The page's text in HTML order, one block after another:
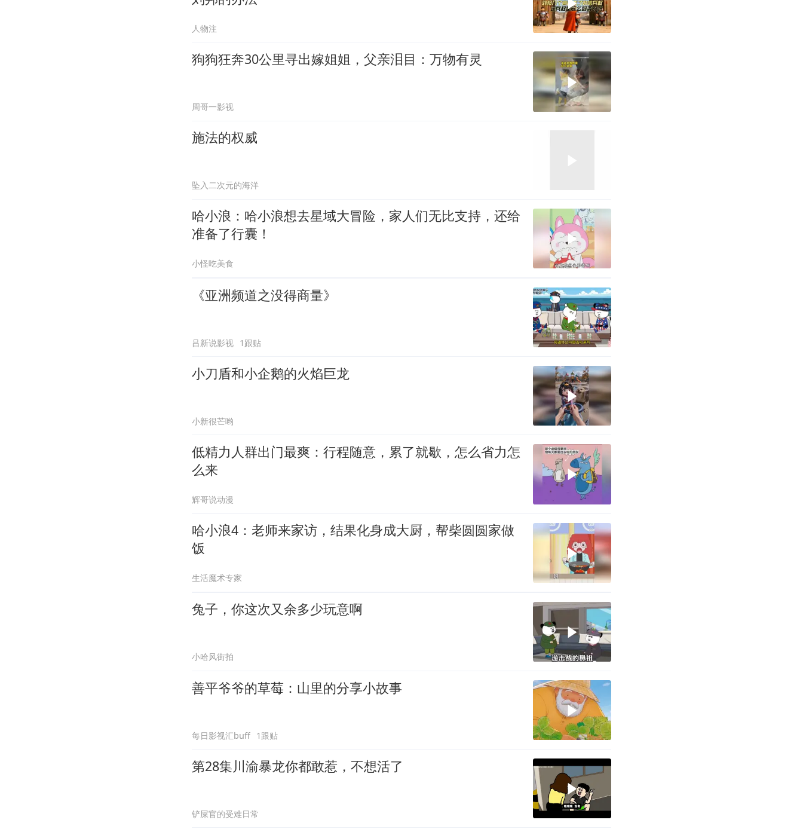
人物注
狗狗狂奔30公里寻出嫁姐姐，父亲泪目：万物有灵
周哥一影视
施法的权威
坠入二次元的海洋
哈小浪：哈小浪想去星域大冒险，家人们无比支持，还给
准备了行囊！
小怪吃美食
《亚洲频道之没得商量》
吕新说影视 1跟贴
小刀盾和小企鹅的火焰巨龙
小新很芒哟
低精力人群出门最爽：行程随意，累了就歇，怎么省力怎
么来
辉哥说动漫
哈小浪4：老师来家访，结果化身成大厨，帮柴圆圆家做
饭
生活魔术专家
兔子，你这次又余多少玩意啊
小哈风街拍
善平爷爷的草莓：山里的分享小故事
每日影视汇buff 1跟贴
第28集川渝暴龙你都敢惹，不想活了
铲屎官的受难日常